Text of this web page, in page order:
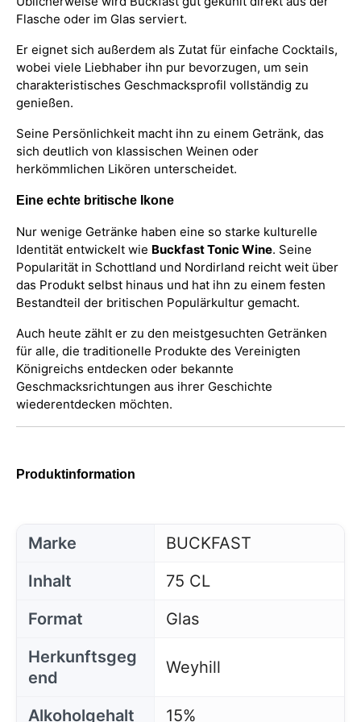
Flasche oder im Glas serviert.
Er eignet sich außerdem als Zutat für einfache Cocktails,
wobei viele Liebhaber ihn pur bevorzugen, um sein
charakteristisches Geschmacksprofil vollständig zu
genießen.
Seine Persönlichkeit macht ihn zu einem Getränk, das
sich deutlich von klassischen Weinen oder
herkömmlichen Likören unterscheidet.
Eine echte britische Ikone
Nur wenige Getränke haben eine so starke kulturelle
Identität entwickelt wie Buckfast Tonic Wine. Seine
Popularität in Schottland und Nordirland reicht weit über
das Produkt selbst hinaus und hat ihn zu einem festen
Bestandteil der britischen Populärkultur gemacht.
Auch heute zählt er zu den meistgesuchten Getränken
für alle, die traditionelle Produkte des Vereinigten
Königreichs entdecken oder bekannte
Geschmacksrichtungen aus ihrer Geschichte
wiederentdecken möchten.
Produktinformation
Marke
BUCKFAST
Inhalt
75 CL
Format
Glas
Herkunftsgeg
end
Weyhill
Alkoholgehalt
15%
Informationen in Ihrem Browser und auf Ihrem Gerät
lesen, speichern und schreiben können. Die von
diesen Technologien verarbeiteten Informationen
beziehen, und können persönliche Kennungen (z. B.